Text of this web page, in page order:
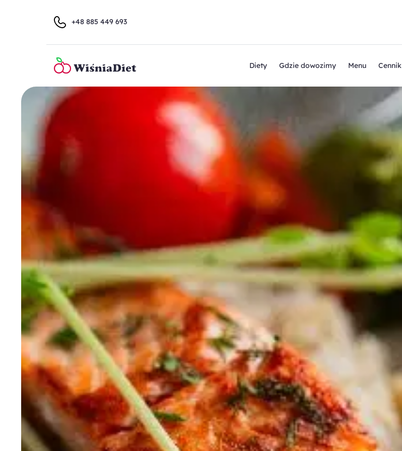
+48 885 449 693
Diety Gdzie dowozimy Menu Cennik